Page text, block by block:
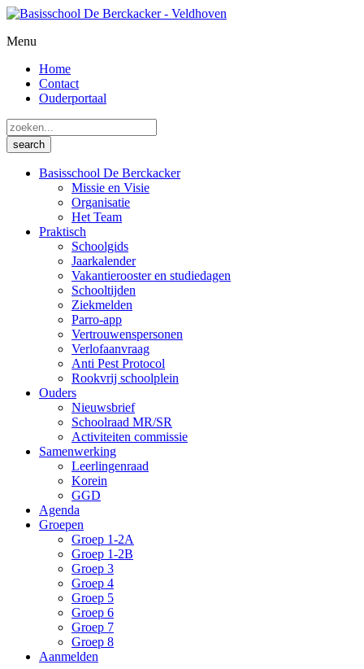
Menu
Home
Contact
Ouderportaal
Basisschool De Berckacker
Missie en Visie
Organisatie
Het Team
Praktisch
Schoolgids
Jaarkalender
Vakantierooster en studiedagen
Schooltijden
Ziekmelden
Parro-app
Vertrouwenspersonen
Verlofaanvraag
Anti Pest Protocol
Rookvrij schoolplein
Ouders
Nieuwsbrief
Schoolraad MR/SR
Activiteiten commissie
Samenwerking
Leerlingenraad
Korein
GGD
Agenda
Groepen
Groep 1-2A
Groep 1-2B
Groep 3
Groep 4
Groep 5
Groep 6
Groep 7
Groep 8
Aanmelden